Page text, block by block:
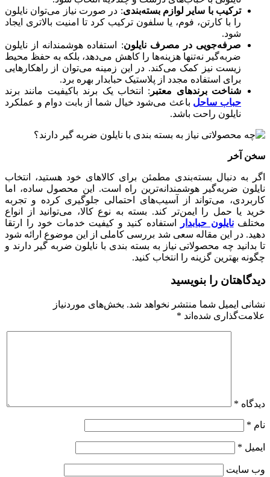
ترکیب با سایر لوازم بسته‌بندی: در صورت نیاز می‌توان نایلون
را با کارتن، فوم، یا سلفون ترکیب کرد تا امنیت بالاتری ایجاد
شود.
صرفه‌جویی در مصرف نایلون: استفاده هوشمندانه از نایلون
ضربه‌گیر نه‌تنها هزینه‌ها را کاهش می‌دهد، بلکه به حفظ محیط
زیست نیز کمک می‌کند. در این زمینه می‌توان از راهکارهایی
برای استفاده مجدد از پلاستیک حبابدار بهره برد.
شناخت برندهای معتبر : انتخاب یک برند باکیفیت مانند برند
حباب ساحل باعث می‌شود خیال شما از بابت دوام و عملکرد
نایلون راحت باشد.
سخن آخر
اگر به دنبال بسته‌بندی مطمئن برای کالاهای خود هستید، انتخاب
نایلون ضربه‌گیر هوشمندانه‌ترین راه است. این محصول ساده، اما
کاربردی، می‌تواند از آسیب‌های احتمالی جلوگیری کرده و تجربه
خرید یا حمل را ایمن‌تر کند. بسته به نوع کالا، می‌توانید از انواع
مختلفنایلون حبابدار
استفاده کنید و کیفیت خدمات خود را ارتقا
دهید. در این مقاله سعی شد بررسی کاملی از این موضوع ارائه شود
تا بدانید چه محصولاتی نیاز به بسته‌ بندی با نایلون ضربه گیر دارند و
چگونه بهترین گزینه را انتخاب کنید.
دیدگاهتان را بنویسید
نشانی ایمیل شما منتشر نخواهد شد. بخش‌های موردنیاز
علامت‌گذاری شده‌اند *
دیدگاه *
نام *
ایمیل *
وب‌ سایت